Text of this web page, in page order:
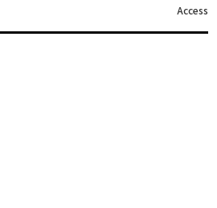
Access